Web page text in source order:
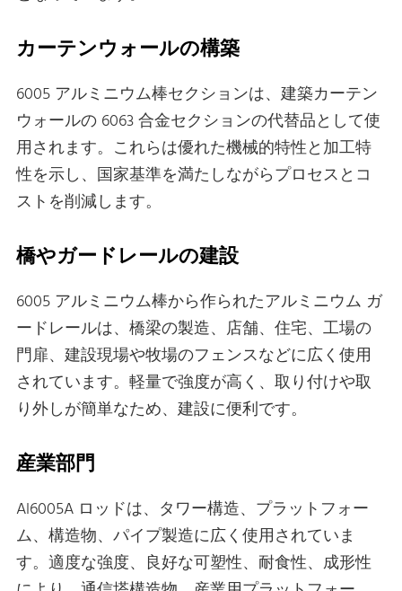
カーテンウォールの構築
6005 アルミニウム棒セクションは、建築カーテン
ウォールの 6063 合金セクションの代替品として使
用されます。これらは優れた機械的特性と加工特
性を示し、国家基準を満たしながらプロセスとコ
ストを削減します。
橋やガードレールの建設
6005 アルミニウム棒から作られたアルミニウム ガ
ードレールは、橋梁の製造、店舗、住宅、工場の
門扉、建設現場や牧場のフェンスなどに広く使用
されています。軽量で強度が高く、取り付けや取
り外しが簡単なため、建設に便利です。
産業部門
Al6005A ロッドは、タワー構造、プラットフォー
ム、構造物、パイプ製造に広く使用されていま
す。適度な強度、良好な可塑性、耐食性、成形性